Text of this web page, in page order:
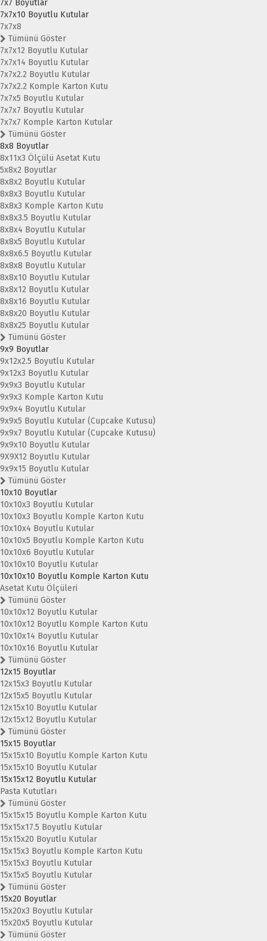
7x7 Boyutlar
7x7x10 Boyutlu Kutular
7x7x8
Tümünü Göster
7x7x12 Boyutlu Kutular
7x7x14 Boyutlu Kutular
7x7x2.2 Boyutlu Kutular
7x7x2.2 Komple Karton Kutu
7x7x5 Boyutlu Kutular
7x7x7 Boyutlu Kutular
7x7x7 Komple Karton Kutular
Tümünü Göster
8x8 Boyutlar
8x11x3 Ölçülü Asetat Kutu
5x8x2 Boyutlar
8x8x2 Boyutlu Kutular
8x8x3 Boyutlu Kutular
8x8x3 Komple Karton Kutu
8x8x3.5 Boyutlu Kutular
8x8x4 Boyutlu Kutular
8x8x5 Boyutlu Kutular
8x8x6.5 Boyutlu Kutular
8x8x8 Boyutlu Kutular
8x8x10 Boyutlu Kutular
8x8x12 Boyutlu Kutular
8x8x16 Boyutlu Kutular
8x8x20 Boyutlu Kutular
8x8x25 Boyutlu Kutular
Tümünü Göster
9x9 Boyutlar
9x12x2.5 Boyutlu Kutular
9x12x3 Boyutlu Kutular
9x9x3 Boyutlu Kutular
9x9x3 Komple Karton Kutu
9x9x4 Boyutlu Kutular
9x9x5 Boyutlu Kutular (Cupcake Kutusu)
9x9x7 Boyutlu Kutular (Cupcake Kutusu)
9x9x10 Boyutlu Kutular
9X9X12 Boyutlu Kutular
9x9x15 Boyutlu Kutular
Tümünü Göster
10x10 Boyutlar
10x10x3 Boyutlu Kutular
10x10x3 Boyutlu Komple Karton Kutu
10x10x4 Boyutlu Kutular
10x10x5 Boyutlu Komple Karton Kutu
10x10x6 Boyutlu Kutular
10x10x10 Boyutlu Kutular
10x10x10 Boyutlu Komple Karton Kutu
Asetat Kutu Ölçüleri
Tümünü Göster
10x10x12 Boyutlu Kutular
10x10x12 Boyutlu Komple Karton Kutu
10x10x14 Boyutlu Kutular
10x10x16 Boyutlu Kutular
Tümünü Göster
12x15 Boyutlar
12x15x3 Boyutlu Kutular
12x15x5 Boyutlu Kutular
12x15x10 Boyutlu Kutular
12x15x12 Boyutlu Kutular
Tümünü Göster
15x15 Boyutlar
15x15x10 Boyutlu Komple Karton Kutu
15x15x10 Boyutlu Kutular
15x15x12 Boyutlu Kutular
Pasta Kututları
Tümünü Göster
15x15x15 Boyutlu Komple Karton Kutu
15x15x17.5 Boyutlu Kutular
15x15x20 Boyutlu Kutular
15x15x3 Boyutlu Komple Karton Kutu
15x15x3 Boyutlu Kutular
15x15x5 Boyutlu Kutular
Tümünü Göster
15x20 Boyutlar
15x20x3 Boyutlu Kutular
15x20x5 Boyutlu Kutular
Tümünü Göster